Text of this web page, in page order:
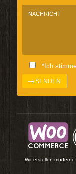
*Ich
Wir erstellen